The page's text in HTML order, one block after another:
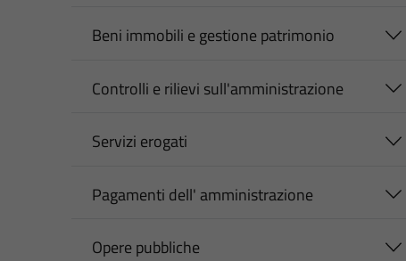
Beni immobili e gestione patrimonio
Controlli e rilievi sull'amministrazione
Servizi erogati
Pagamenti dell' amministrazione
Opere pubbliche